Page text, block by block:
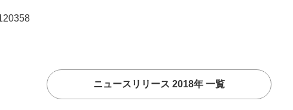
ニュースリリース 2018年 一覧